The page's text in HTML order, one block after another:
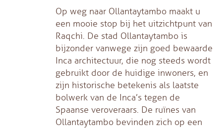
Op weg naar Ollantaytambo maakt u
een mooie stop bij het uitzichtpunt van
Raqchi. De stad Ollantaytambo is
bijzonder vanwege zijn goed bewaarde
Inca architectuur, die nog steeds wordt
gebruikt door de huidige inwoners, en
zijn historische betekenis als laatste
bolwerk van de Inca’s tegen de
Spaanse veroveraars. De ruïnes van
Ollantaytambo bevinden zich op een